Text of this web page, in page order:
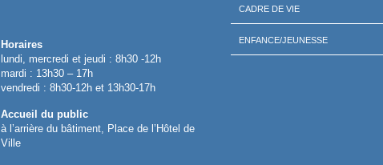
Horaires
lundi, mercredi et jeudi : 8h30 -12h
mardi : 13h30 – 17h
vendredi : 8h30-12h et 13h30-17h
Accueil du public
à l’arrière du bâtiment, Place de l’Hôtel de
Ville
CADRE DE VIE
ENFANCE/JEUNESSE